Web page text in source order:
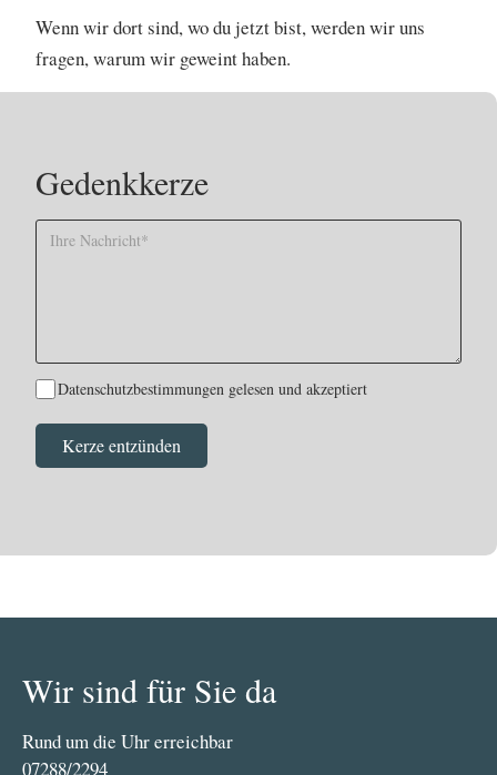
Gedenkkerze
Datenschutzbestimmungen gelesen und akzeptiert
Wenn wir dort sind, wo du jetzt bist, werden wir uns
fragen, warum wir geweint haben.
Wir sind für Sie da
Rund um die Uhr erreichbar
07288/2294